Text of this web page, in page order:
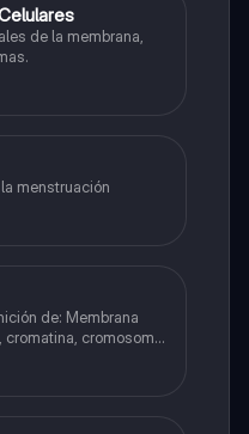
de la membrana,
menstruación
cromatina, cromosoma